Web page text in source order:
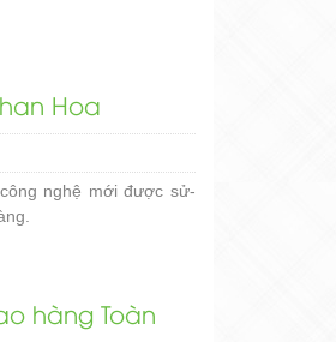
Hoa
nghệ mới được sử­
hàng Toàn